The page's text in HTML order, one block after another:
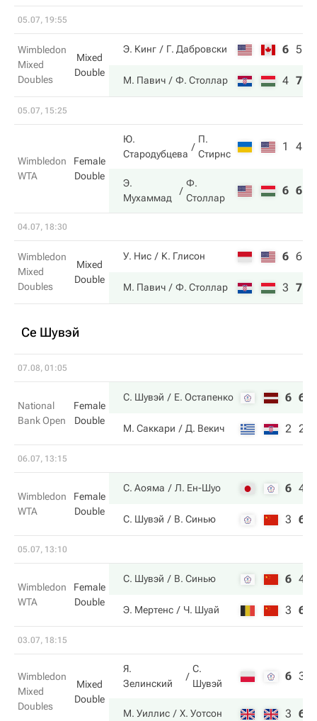
05.07, 19:55
Wimbledon
Mixed
Doubles
Mixed
Double
Э. Кинг Г. Дабровски 6 5
М. Павич Ф. Столлар 4 7
05.07, 15:25
Wimbledon
WTA
Female
Double
Ю.
Стародубцева
П.
Стирнс
1 4
Э.
Мухаммад
Ф.
Столлар
6 6
04.07, 18:30
Wimbledon
Mixed
Doubles
Mixed
Double
У. Нис К. Глисон 6 6
М. Павич Ф. Столлар 3 7
Се Шувэй
07.08, 01:05
National
Bank Open
Female
Double
С. Шувэй Е. Остапенко 6 6
М. Саккари Д. Векич 2 2
06.07, 13:15
Wimbledon
WTA
Female
Double
С. Аояма Л. Ен-Шуо 6 4
С. Шувэй В. Синью 3 6
05.07, 13:10
Wimbledon
WTA
Female
Double
С. Шувэй В. Синью 6 4
Э. Мертенс Ч. Шуай 3 6
03.07, 18:15
Wimbledon
Mixed
Doubles
Mixed
Double
Я.
Зелинский
С.
Шувэй
6 3
М. Уиллис Х. Уотсон 3 6